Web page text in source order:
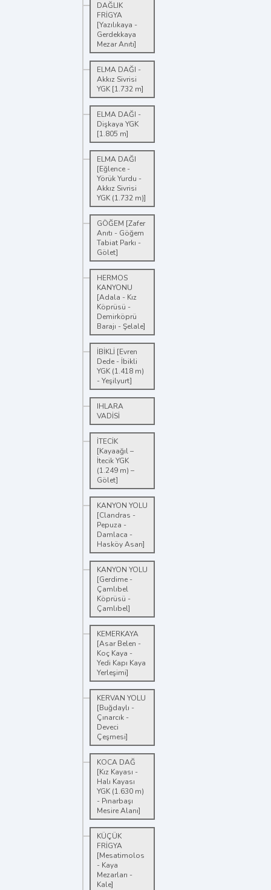
DAĞLIK
FRİGYA
[Yazılıkaya -
Gerdekkaya
Mezar Anıtı]
ELMA DAĞI -
Akkız Sivrisi
YGK [1.732 m]
ELMA DAĞI -
Dişkaya YGK
[1.805 m]
ELMA DAĞI
[Eğlence -
Yörük Yurdu -
Akkız Sivrisi
YGK (1.732 m)]
GÖĞEM [Zafer
Anıtı - Göğem
Tabiat Parkı -
Gölet]
HERMOS
KANYONU
[Adala - Kız
Köprüsü -
Demirköprü
Barajı - Şelale]
İBİKLİ [Evren
Dede - İbikli
YGK (1.418 m)
- Yeşilyurt]
IHLARA
VADİSİ
İTECİK
[Kayaağıl –
İtecik YGK
(1.249 m) –
Gölet]
KANYON YOLU
[Clandras -
Pepuza -
Damlaca -
Hasköy Asarı]
KANYON YOLU
[Gerdime -
Çamlıbel
Köprüsü -
Çamlıbel]
KEMERKAYA
[Asar Belen -
Koç Kaya -
Yedi Kapı Kaya
Yerleşimi]
KERVAN YOLU
[Buğdaylı -
Çınarcık -
Deveci
Çeşmesi]
KOCA DAĞ
[Kız Kayası -
Halı Kayası
YGK (1.630 m)
- Pınarbaşı
Mesire Alanı]
KÜÇÜK
FRİGYA
[Mesatimolos
- Kaya
Mezarları -
Kale]